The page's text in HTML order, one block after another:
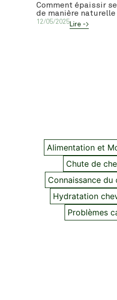
Comment épaissir
de manière naturelle
12/05/2025Lire ->
Alimentation et
Chute de
Connaissance du
Hydratation
Problèmes